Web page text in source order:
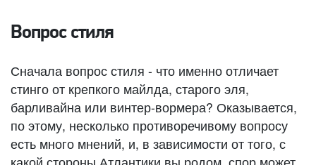
Вопрос стиля
Сначала вопрос стиля - что именно отличает
стинго от крепкого майлда, старого эля,
барливайна или винтер-вормера? Оказывается,
по этому, несколько противоречивому вопросу
есть много мнений, и, в зависимости от того, с